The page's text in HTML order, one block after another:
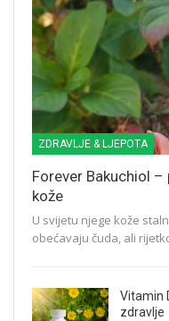
ZDRAVLJE & LJEPOTA
Forever Bakuchiol
kože
U svijetu njege kože
obećavaju čuda, ali
Vitamin
zdravlje